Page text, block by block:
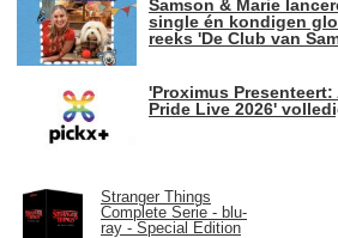
Samson & Marie
single én kondigen
reeks 'De Club van
'Proximus Presenteert:
Pride Live 2026'
Stranger Things
Complete Serie - blu-
ray - Special Edition